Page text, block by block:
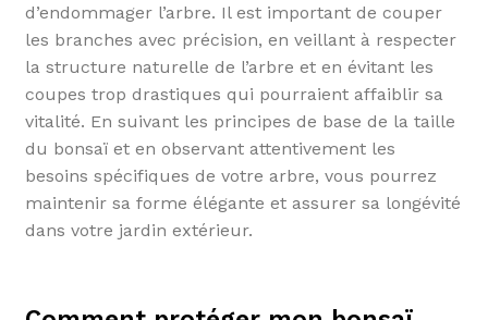
d’endommager l’arbre. Il est important de couper
les branches avec précision, en veillant à respecter
la structure naturelle de l’arbre et en évitant les
coupes trop drastiques qui pourraient affaiblir sa
vitalité. En suivant les principes de base de la taille
du bonsaï et en observant attentivement les
besoins spécifiques de votre arbre, vous pourrez
maintenir sa forme élégante et assurer sa longévité
dans votre jardin extérieur.